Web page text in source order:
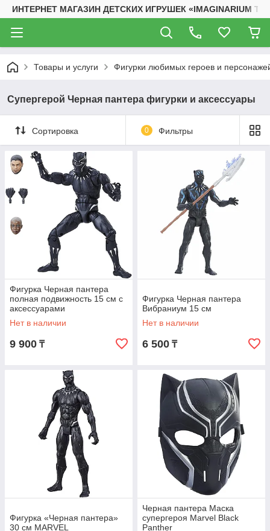
ИНТЕРНЕТ МАГАЗИН ДЕТСКИХ ИГРУШЕК «IMAGINARIUM
Товары и услуги Фигурки любимых героев и
Супергерой Черная пантера фигурки и аксессуары
Сортировка 0 Фильтры
Фигурка Черная пантера
полная подвижность 15 см с
аксессуарами
Нет в наличии
9 900 ₸
Фигурка Черная пантера
Вибраниум 15 см
Нет в наличии
6 500 ₸
Фигурка «Черная пантера»
30 см MARVEL
Черная пантера Маска
супергероя Marvel Black
Panther